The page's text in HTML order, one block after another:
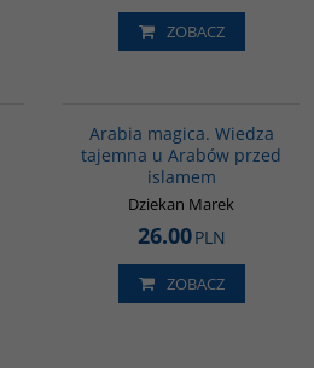
ZOBACZ
Arabia magica. Wiedza
tajemna u Arabów przed
islamem
Dziekan Marek
26.00PLN
ZOBACZ